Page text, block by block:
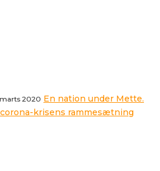
marts 2020 En nation under Mette.
krisens rammesætning